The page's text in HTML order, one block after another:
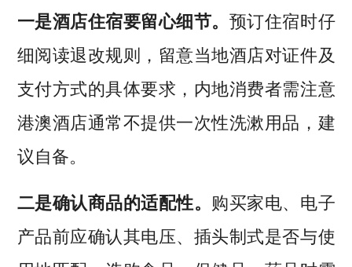
一是酒店住宿要留心细节。 预订住宿时仔
细阅读退改规则，留意当地酒店对证件及
支付方式的具体要求，内地消费者需注意
港澳酒店通常不提供一次性洗漱用品，建
议自备。
二是确认商品的适配性。 购买家电、电子
产品前应确认其电压、插头制式是否与使